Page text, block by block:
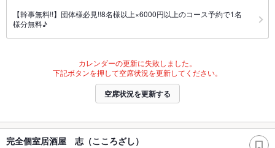
【幹事無料!!】団体様必見!!8名様以上×6000円以上のコース予約で1名
様分無料♪
カレンダーの更新に失敗しました。
下記ボタンを押して空席状況を更新してください。
空席状況を更新する
完全個室居酒屋 志（こころざし）